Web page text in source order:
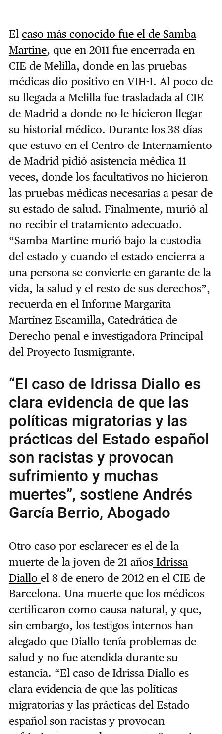
El caso más conocido fue el de Samba
Martine, que en 2011 fue encerrada en
CIE de Melilla, donde en las pruebas
médicas dio positivo en VIH-1. Al poco de
su llegada a Melilla fue trasladada al CIE
de Madrid a donde no le hicieron llegar
su historial médico. Durante los 38 días
que estuvo en el Centro de Internamiento
de Madrid pidió asistencia médica 11
veces, donde los facultativos no hicieron
las pruebas médicas necesarias a pesar de
su estado de salud. Finalmente, murió al
no recibir el tratamiento adecuado.
“Samba Martine murió bajo la custodia
del estado y cuando el estado encierra a
una persona se convierte en garante de la
vida, la salud y el resto de sus derechos”,
recuerda en el Informe Margarita
Martínez Escamilla, Catedrática de
Derecho penal e investigadora Principal
del Proyecto Iusmigrante.
“El caso de Idrissa Diallo es
clara evidencia de que las
políticas migratorias y las
prácticas del Estado español
son racistas y provocan
sufrimiento y muchas
muertes”, sostiene Andrés
García Berrio, Abogado
Otro caso por esclarecer es el de la
muerte de la joven de 21 añosIdrissa
Diallo el 8 de enero de 2012 en el CIE de
Barcelona. Una muerte que los médicos
certificaron como causa natural, y que,
sin embargo, los testigos internos han
alegado que Diallo tenía problemas de
salud y no fue atendida durante su
estancia. “El caso de Idrissa Diallo es
clara evidencia de que las políticas
migratorias y las prácticas del Estado
español son racistas y provocan